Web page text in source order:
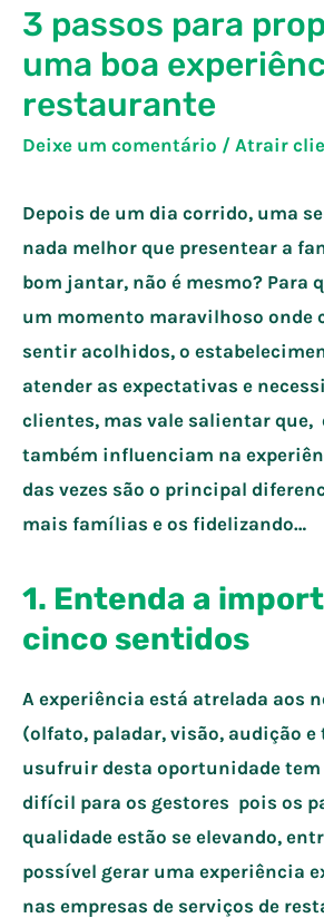
3 passos para
uma boa
restaurante
Deixe um comentário / Atrair
Depois de um dia corrido, uma
nada melhor que presentear a
bom jantar, não é mesmo? Para
um momento maravilhoso onde
sentir acolhidos, o
atender as expectativas e
clientes, mas vale salientar que,
também influenciam na
das vezes são o principal
mais famílias e os fidelizando…
1. Entenda a
cinco sentidos
A experiência está atrelada aos
(olfato, paladar, visão, audição
usufruir desta oportunidade tem
difícil para os gestores pois os
qualidade estão se elevando,
possível gerar uma experiência
nas empresas de serviços de